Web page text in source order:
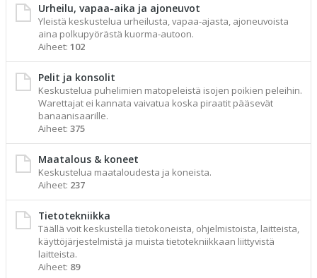
Urheilu, vapaa-aika ja ajoneuvot
Yleistä keskustelua urheilusta, vapaa-ajasta, ajoneuvoista
aina polkupyörästä kuorma-autoon.
Aiheet: 102
Pelit ja konsolit
Keskustelua puhelimien matopeleistä isojen poikien peleihin.
Warettajat ei kannata vaivatua koska piraatit pääsevät
banaanisaarille.
Aiheet: 375
Maatalous & koneet
Keskustelua maataloudesta ja koneista.
Aiheet: 237
Tietotekniikka
Täällä voit keskustella tietokoneista, ohjelmistoista, laitteista,
käyttöjärjestelmistä ja muista tietotekniikkaan liittyvistä
laitteista.
Aiheet: 89